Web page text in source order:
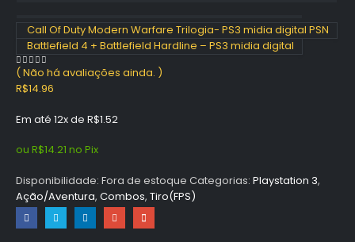
Call Of Duty Modern Warfare Trilogia- PS3 midia digital PSN
Battlefield 4 + Battlefield Hardline – PS3 midia digital
0 out of 5
( Não há avaliações ainda. )
R$14.96
Em até 12x de R$1.52
ou R$14.21 no Pix
Disponibilidade: Fora de estoque Categorias: Playstation 3,
Ação/Aventura, Combos, Tiro(FPS)